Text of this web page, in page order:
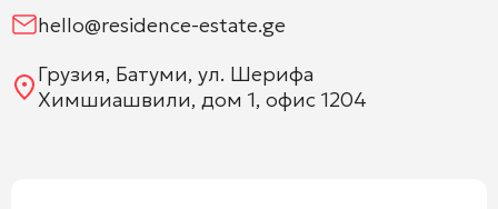
hello@residence-estate.ge
Грузия, Батуми, ул. Шерифа
Химшиашвили, дом 1, офис 1204